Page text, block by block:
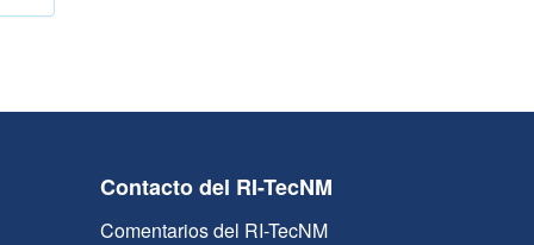
Contacto del RI-TecNM
Comentarios del RI-TecNM